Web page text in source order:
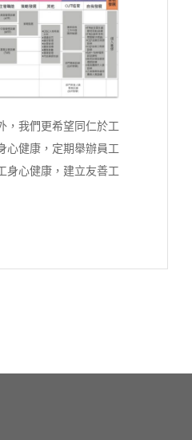
，我們更希望同仁於工
心健康，定期舉辦員工
身心健康，建立友善工